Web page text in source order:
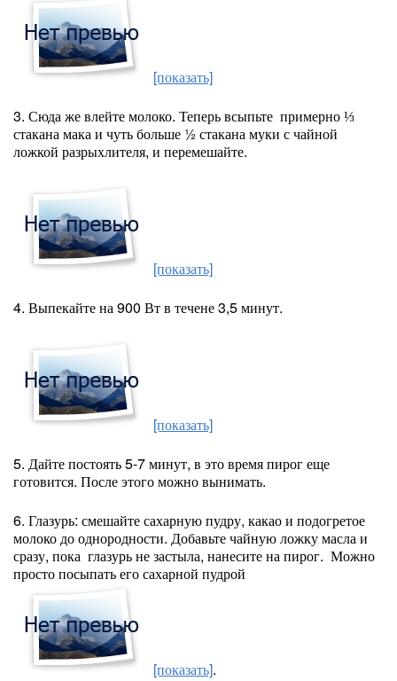
[показать]
3. Сюда же влейте молоко. Теперь всыпьте примерно ⅓
стакана мака и чуть больше ½ стакана муки с чайной
ложкой разрыхлителя, и перемешайте.
[показать]
4. Выпекайте на 900 Вт в течене 3,5 минут.
[показать]
5. Дайте постоять 5-7 минут, в это время пирог еще
готовится. После этого можно вынимать.
6. Глазурь: смешайте сахарную пудру, какао и подогретое
молоко до однородности. Добавьте чайную ложку масла и
сразу, пока глазурь не застыла, нанесите на пирог. Можно
просто посыпать его сахарной пудрой
[показать].